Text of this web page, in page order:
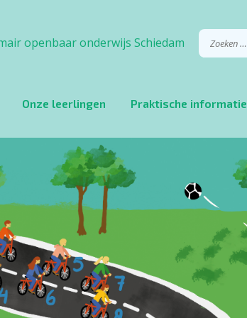
openbaar onderwijs Schiedam
Onze leerlingen Praktische informatie